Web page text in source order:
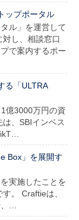
ップポータル
ル」を運営して
し、相談窓口
で案内するポー
る「ULTRA
億3000万円の資
、SBIインベス
Box」を展開す
実施したことを
。 Craftieは、
…